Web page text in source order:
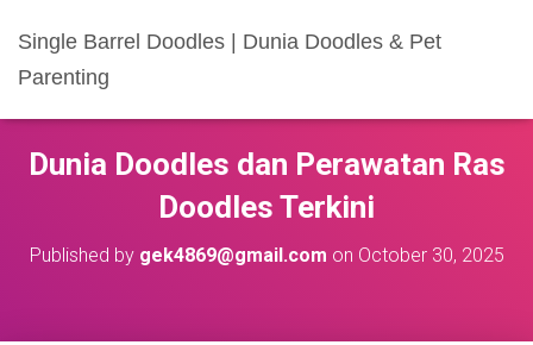
Single Barrel Doodles | Dunia Doodles & Pet
Parenting
Dunia Doodles dan Perawatan Ras
Doodles Terkini
Published by gek4869@gmail.com on October 30, 2025